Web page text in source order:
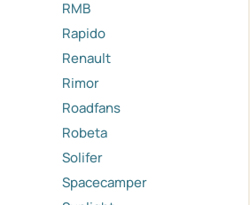
RMB
Rapido
Renault
Rimor
Roadfans
Robeta
Solifer
Spacecamper